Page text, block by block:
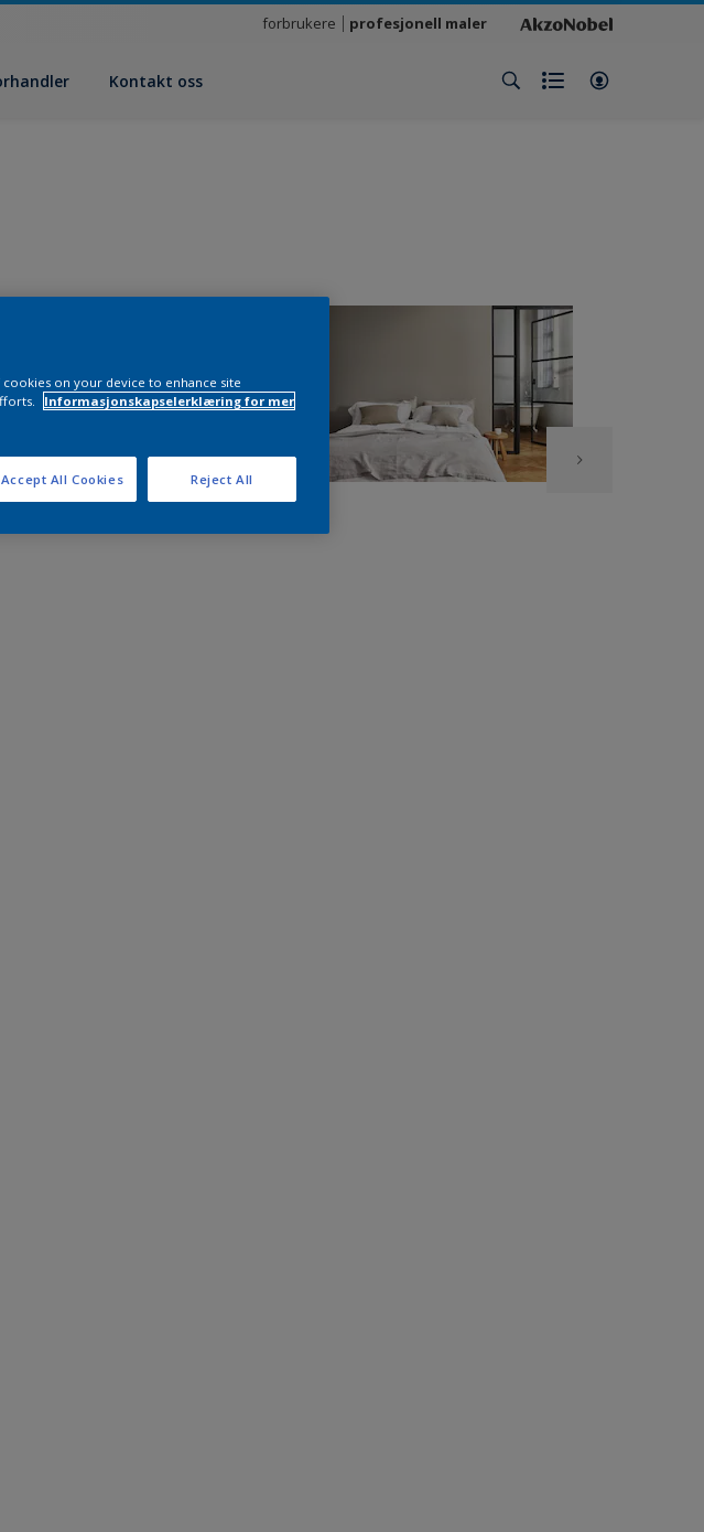
forbrukere profesjonell maler
Kontakt oss
cookies on your device to enhance site
Informasjonskapselerklæring for mer
Reject All
Accept All Cookies